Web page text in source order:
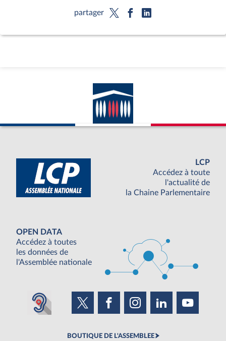
partager
LCP
Accédez à toute
l'actualité de
la Chaine Parlementaire
OPEN DATA
Accédez à toutes
les données de
l'Assemblée nationale
BOUTIQUE DE L'ASSEMBLEE